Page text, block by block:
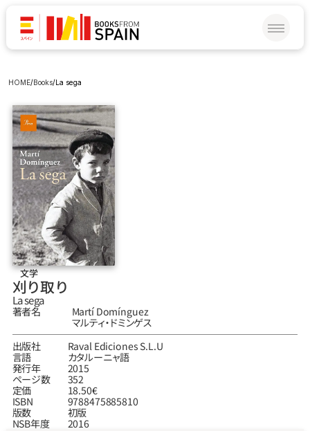
HOME/Books/La sega
文学
刈り取り
La sega
著者名
Martí Domínguez
マルティ‧ドミンゲス
出版社
Raval Ediciones S.L.U
言語
カタルーニャ語
発行年
2015
ページ数
352
定価
18.50€
ISBN
9788475885810
版数
初版
NSB年度
2016